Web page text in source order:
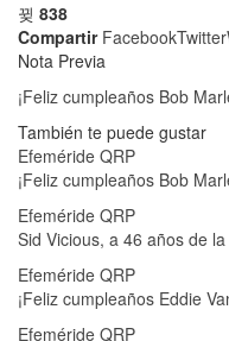
838
Compartir FacebookTwitter
Nota Previa
¡Feliz cumpleaños Bob
También te puede gustar
Efeméride QRP
¡Feliz cumpleaños Bob
Efeméride QRP
Sid Vicious, a 46 años de
Efeméride QRP
¡Feliz cumpleaños Eddie
Efeméride QRP